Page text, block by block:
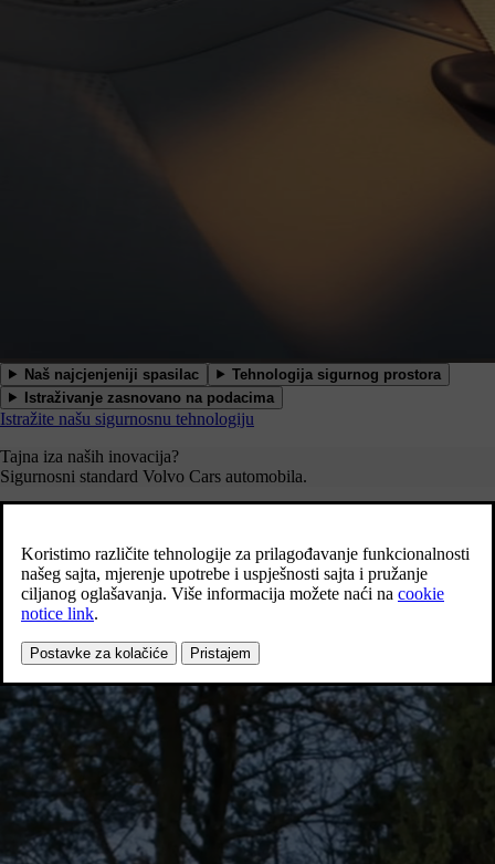
Naš najcjenjeniji spasilac
Tehnologija sigurnog prostora
Istraživanje zasnovano na podacima
Istražite našu sigurnosnu tehnologiju
Tajna iza naših inovacija?
Sigurnosni standard Volvo Cars automobila.